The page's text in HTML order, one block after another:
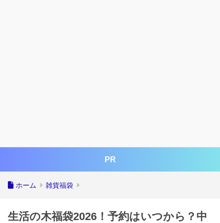
PR
ホーム 雑貨福袋
生活の木福袋2026！予約はいつから？中